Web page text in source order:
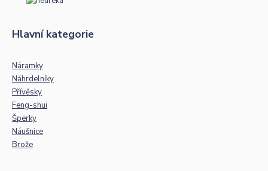
Hlavní kategorie
Náramky
Náhrdelníky
Přívěsky
Feng-shui
Šperky
Náušnice
Brože